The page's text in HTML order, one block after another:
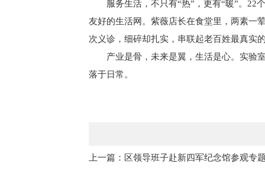
服务生活，不只有“热”，更有“暖”。
友好的生活网。紫薇店长在食堂里，两素一
次义诊，细碎却扎实，串联起老百姓最真实
产业是骨，未来是翼，生活是心。实
落于日常。
上一篇：区领导班子赴新四军纪念馆参观专